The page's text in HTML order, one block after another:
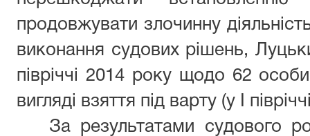
продовжувати злочинну
виконання судових рішень,
півріччі 2014 року щодо 62
вигляді взяття під варту (у І
За результатами судового